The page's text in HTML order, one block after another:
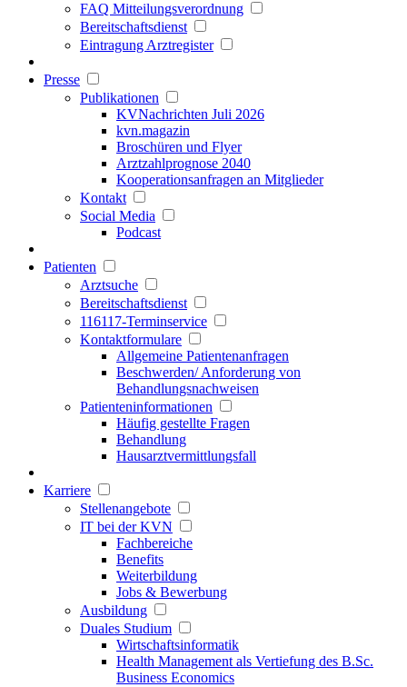
FAQ Mitteilungsverordnung
Bereitschaftsdienst
Eintragung Arztregister
Presse
Publikationen
KVNachrichten Juli 2026
kvn.magazin
Broschüren und Flyer
Arztzahlprognose 2040
Kooperationsanfragen an Mitglieder
Kontakt
Social Media
Podcast
Patienten
Arztsuche
Bereitschaftsdienst
116117-Terminservice
Kontaktformulare
Allgemeine Patientenanfragen
Beschwerden/ Anforderung von
Behandlungsnachweisen
Patienteninformationen
Häufig gestellte Fragen
Behandlung
Hausarztvermittlungsfall
Karriere
Stellenangebote
IT bei der KVN
Fachbereiche
Benefits
Weiterbildung
Jobs & Bewerbung
Ausbildung
Duales Studium
Wirtschaftsinformatik
Health Management als Vertiefung des B.Sc.
Business Economics